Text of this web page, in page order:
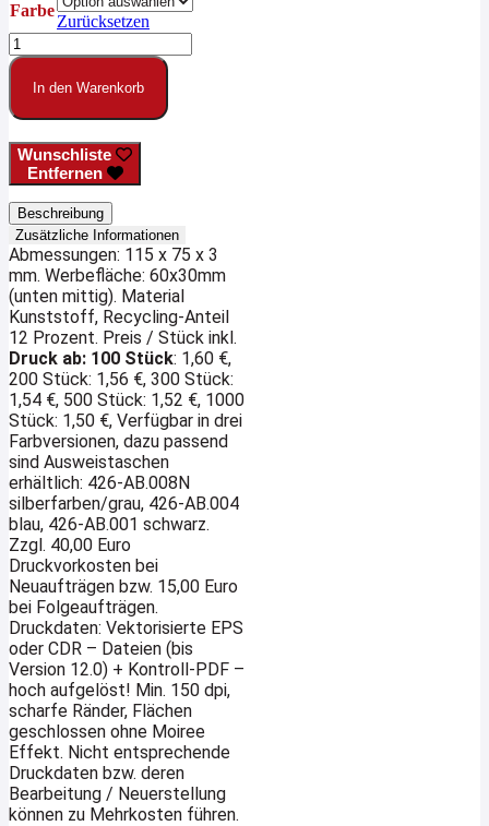
Farbe
Zurücksetzen
Schlüsseltasche
MetropolitanPlus
MengeIn den Warenkorb
Wunschliste
Entfernen
Beschreibung
Zusätzliche Informationen
Abmessungen: 115 x 75 x 3
mm. Werbefläche: 60x30mm
(unten mittig). Material
Kunststoff, Recycling-Anteil
12 Prozent. Preis / Stück inkl.
Druck ab: 100 Stück: 1,60 €,
200 Stück: 1,56 €, 300 Stück:
1,54 €, 500 Stück: 1,52 €, 1000
Stück: 1,50 €, Verfügbar in drei
Farbversionen, dazu passend
sind Ausweistaschen
erhältlich: 426-AB.008N
silberfarben/grau, 426-AB.004
blau, 426-AB.001 schwarz.
Zzgl. 40,00 Euro
Druckvorkosten bei
Neuaufträgen bzw. 15,00 Euro
bei Folgeaufträgen.
Druckdaten: Vektorisierte EPS
oder CDR – Dateien (bis
Version 12.0) + Kontroll-PDF –
hoch aufgelöst! Min. 150 dpi,
scharfe Ränder, Flächen
geschlossen ohne Moiree
Effekt. Nicht entsprechende
Druckdaten bzw. deren
Bearbeitung / Neuerstellung
können zu Mehrkosten führen.